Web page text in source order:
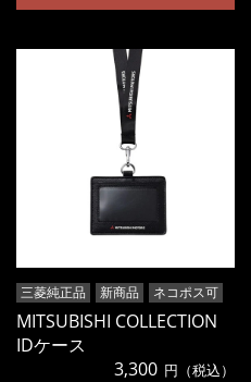
三菱純正品 新商品 ネコポス可
MITSUBISHI COLLECTION
IDケース
3,300 円（税込）